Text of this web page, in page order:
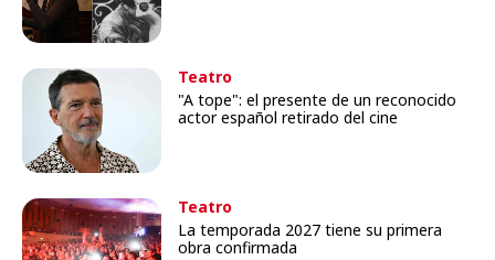
Teatro
"A tope": el presente de un reconocido
actor español retirado del cine
Teatro
La temporada 2027 tiene su primera
obra confirmada